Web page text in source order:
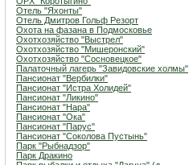
Отель "Яхонты"
Отель Дмитров Гольф Резорт
Охота на фазана в Подмосковье
Охотхозяйство "Выстрел"
Охотхозяйство "Мишеронский"
Охотхозяйство "Сосновецкое"
Палаточный лагерь "Завидовские холмы"
Пансионат "Вербилки"
Пансионат "Истра Холидей"
Пансионат "Ликино"
Пансионат "Нара"
Пансионат "Ока"
Пансионат "Парус"
Пансионат "Соколова Пустынь"
Парк "Рыбнадзор"
Парк Дракино